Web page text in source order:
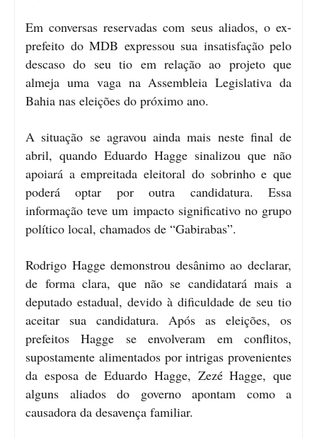
Em conversas reservadas com seus aliados, o ex-
prefeito do MDB expressou sua insatisfação pelo
descaso do seu tio em relação ao projeto que
almeja uma vaga na Assembleia Legislativa da
Bahia nas eleições do próximo ano.
A situação se agravou ainda mais neste final de
abril, quando Eduardo Hagge sinalizou que não
apoiará a empreitada eleitoral do sobrinho e que
poderá optar por outra candidatura. Essa
informação teve um impacto significativo no grupo
político local, chamados de “Gabirabas”.
Rodrigo Hagge demonstrou desânimo ao declarar,
de forma clara, que não se candidatará mais a
deputado estadual, devido à dificuldade de seu tio
aceitar sua candidatura. Após as eleições, os
prefeitos Hagge se envolveram em conflitos,
supostamente alimentados por intrigas provenientes
da esposa de Eduardo Hagge, Zezé Hagge, que
alguns aliados do governo apontam como a
causadora da desavença familiar.